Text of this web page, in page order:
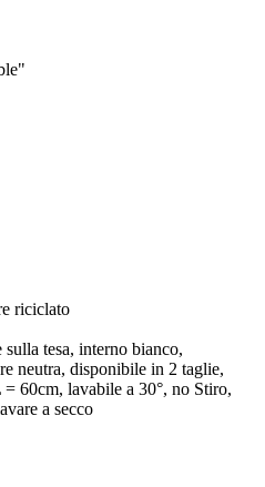
riciclato
tesa, interno bianco,
neutra, disponibile in 2 taglie,
60cm, lavabile a 30°, no Stiro,
a secco